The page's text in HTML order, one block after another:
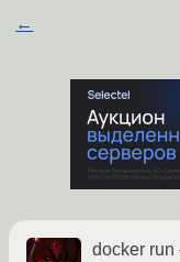
←
docker run